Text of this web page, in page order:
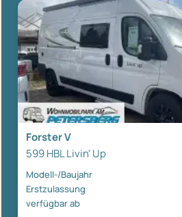
Forster V
599 HBL Livin' Up
Modell-/Baujahr
Erstzulassung
verfügbar ab